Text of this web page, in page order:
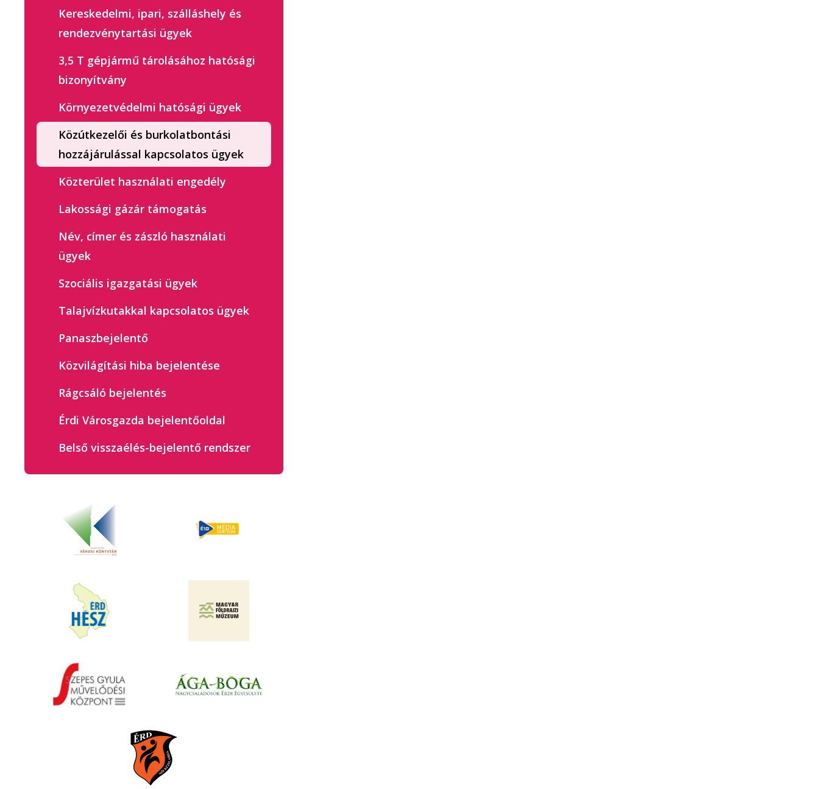
Kereskedelmi, ipari, szálláshely és
rendezvénytartási ügyek
3,5 T gépjármű tárolásához hatósági
bizonyítvány
Környezetvédelmi hatósági ügyek
Közútkezelői és burkolatbontási
hozzájárulással kapcsolatos ügyek
Közterület használati engedély
Lakossági gázár támogatás
Név, címer és zászló használati
ügyek
Szociális igazgatási ügyek
Talajvízkutakkal kapcsolatos ügyek
Panaszbejelentő
Közvilágítási hiba bejelentése
Rágcsáló bejelentés
Érdi Városgazda bejelentőoldal
Belső visszaélés-bejelentő rendszer